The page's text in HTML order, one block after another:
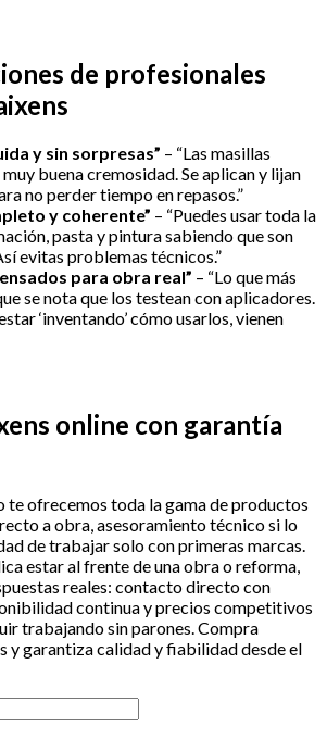
de profesionales
y sin sorpresas” – “Las masillas
buena cremosidad. Se aplican y lijan
no perder tiempo en repasos.”
y coherente” – “Puedes usar toda la
pasta y pintura sabiendo que son
evitas problemas técnicos.”
para obra real” – “Lo que más
se nota que los testean con aplicadores.
‘inventando’ cómo usarlos, vienen
online con garantía
te ofrecemos toda la gama de productos
a obra, asesoramiento técnico si lo
de trabajar solo con primeras marcas.
estar al frente de una obra o reforma,
reales: contacto directo con
continua y precios competitivos
trabajando sin parones. Compra
y garantiza calidad y fiabilidad desde el